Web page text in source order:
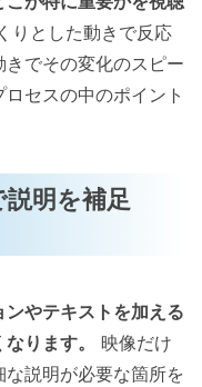
りとした動きで反応
でその変化のスピー
セスの中のポイント
明を補足
やテキストを加える
ります。
映像だけ
説明が必要な箇所を